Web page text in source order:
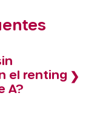
el renting
A?